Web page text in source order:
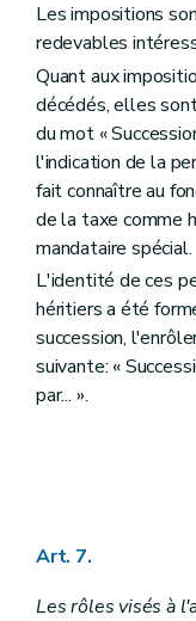
Les impositions
redevables
Quant aux
décédés, elles
du mot «
l'indication de la
fait connaître au
de la taxe comme
mandataire spécial.
L'identité de ces
héritiers a été
succession,
suivante: «
par... ».
Art. 7.
Les rôles visés à